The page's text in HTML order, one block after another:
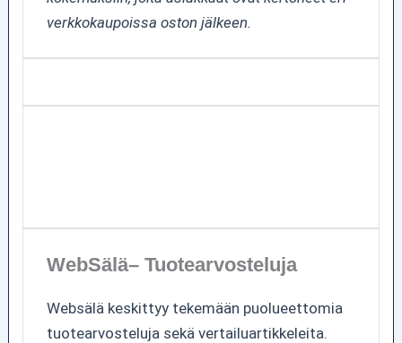
verkkokaupoissa oston jälkeen.
WebSälä– Tuotearvosteluja
Websälä keskittyy tekemään puolueettomia
tuotearvosteluja sekä vertailuartikkeleita.